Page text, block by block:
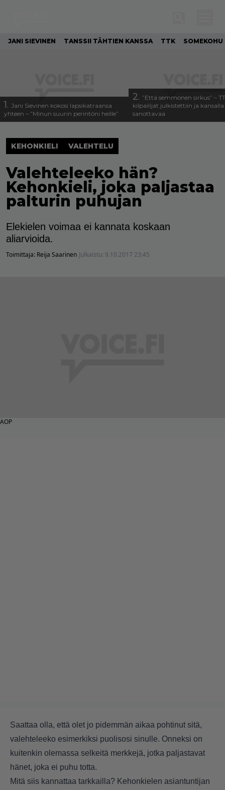
JANI SIEVINEN TANSSII TÄHTIEN KANSSA TTK SOMEKOHU
1. Jani Sievinen kokosi lapsikatraansa
yhteen – ”Minun suurin perintöni heille”
2. ”Että semmonen sirkus” –
kilpailijat julkistettiin ja
sanottavaa
KEHONKIELI VALEHTELU
Valehteleeko hän?
Kehonkieli, joka paljastaa
palturin puhujan
Elekielen voimaa ei kannata koskaan
aliarvioida.
Toimittaja: Reija Saarinen Julkaistu: 9.10.2017 23:45
AOP
Saattaa olla, että olet jo pidemmän aikaa pohtinut sitä,
valehteleeko esimerkiksi puolisosi sinulle. Onneksi on
kuitenkin olemassa selkeitä merkkejä, jotka paljastavat
hänet, joka ei puhu totta.
Mitä siis kannattaa tarkkailla? Kehonkielen asiantuntijan